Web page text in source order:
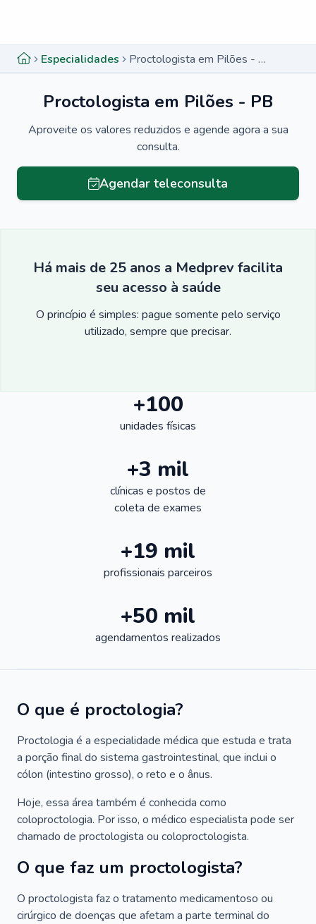
Especialidades Proctologista em Pilões - PB
Proctologista em Pilões - PB
Aproveite os valores reduzidos e agende agora a sua
consulta.
Agendar teleconsulta
Há mais de 25 anos a Medprev facilita
seu acesso à saúde
O princípio é simples: pague somente pelo serviço
utilizado, sempre que precisar.
+100
unidades físicas
+3 mil
clínicas e postos de
coleta de exames
+19 mil
profissionais parceiros
+50 mil
agendamentos realizados
O que é proctologia?
Proctologia é a especialidade médica que estuda e trata
a porção final do sistema gastrointestinal, que inclui o
cólon (intestino grosso), o reto e o ânus.
Hoje, essa área também é conhecida como
coloproctologia. Por isso, o médico especialista pode ser
chamado de proctologista ou coloproctologista.
O que faz um proctologista?
O proctologista faz o tratamento medicamentoso ou
cirúrgico de doenças que afetam a parte terminal do